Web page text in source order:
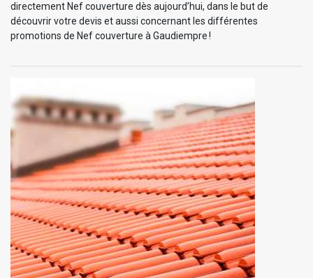
directement Nef couverture dès aujourd’hui, dans le but de
découvrir votre devis et aussi concernant les différentes
promotions de Nef couverture à Gaudiempre !